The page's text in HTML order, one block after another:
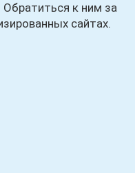
к ним за
сайтах.